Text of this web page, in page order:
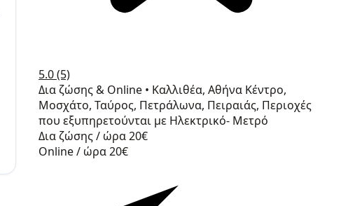
5.0(5)
Δια ζώσης & Online • Καλλιθέα, Αθήνα Κέντρο,
Μοσχάτο, Ταύρος, Πετράλωνα, Πειραιάς, Περιοχές
που εξυπηρετούνται με Ηλεκτρικό- Μετρό
Δια ζώσης / ώρα20€
Online / ώρα20€